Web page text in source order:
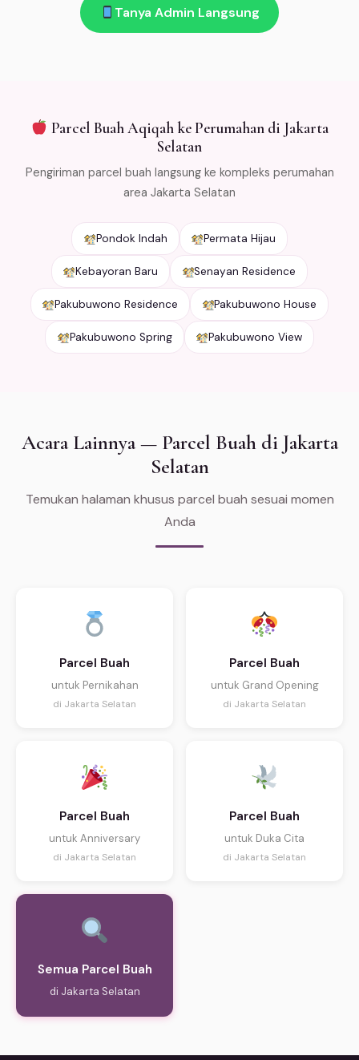
kirim → refund penuh. Kami kemas bunga dengan cold
Tanya Admin Langsung
Parcel Buah Aqiqah ke Perumahan di Jakarta
Selatan
Pengiriman parcel buah langsung ke kompleks perumahan
area Jakarta Selatan
Pondok Indah Permata Hijau
Kebayoran Baru Senayan Residence
Pakubuwono Residence Pakubuwono House
Pakubuwono Spring Pakubuwono View
Acara Lainnya — Parcel Buah di Jakarta
Selatan
Temukan halaman khusus parcel buah sesuai momen
Anda
Parcel Buah
untuk Pernikahan
di Jakarta Selatan
Parcel Buah
untuk Grand Opening
di Jakarta Selatan
Parcel Buah
untuk Anniversary
di Jakarta Selatan
Parcel Buah
untuk Duka Cita
di Jakarta Selatan
Semua Parcel Buah
di Jakarta Selatan